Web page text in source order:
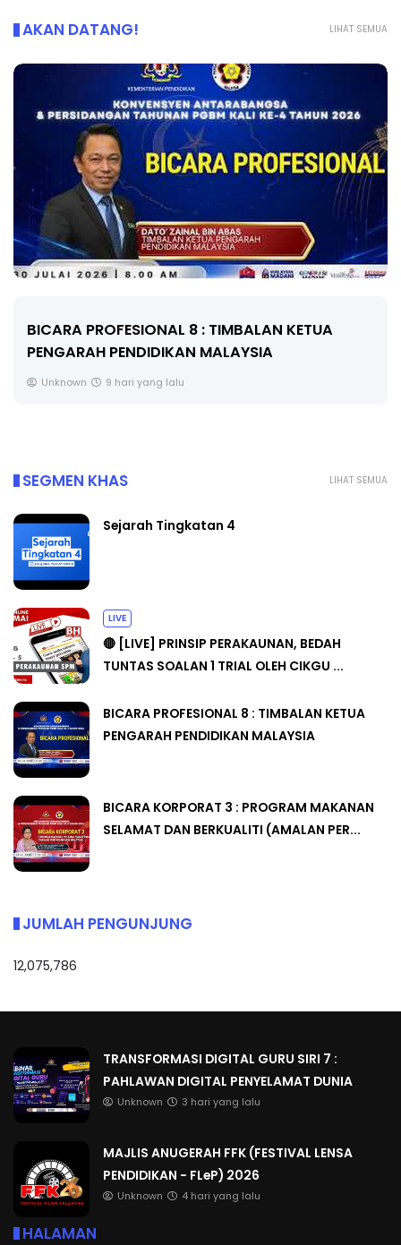
LIHAT SEMUA
AKAN DATANG!
BICARA PROFESIONAL 8 : TIMBALAN KETUA
PENGARAH PENDIDIKAN MALAYSIA
Unknown 9 hari yang lalu
LIHAT SEMUA
SEGMEN KHAS
Sejarah Tingkatan 4
LIVE
🔴 [LIVE] PRINSIP PERAKAUNAN, BEDAH
TUNTAS SOALAN 1 TRIAL OLEH CIKGU ...
BICARA PROFESIONAL 8 : TIMBALAN KETUA
PENGARAH PENDIDIKAN MALAYSIA
BICARA KORPORAT 3 : PROGRAM MAKANAN
SELAMAT DAN BERKUALITI (AMALAN PER...
JUMLAH PENGUNJUNG
12,075,786
TRANSFORMASI DIGITAL GURU SIRI 7 :
PAHLAWAN DIGITAL PENYELAMAT DUNIA
Unknown 3 hari yang lalu
MAJLIS ANUGERAH FFK (FESTIVAL LENSA
PENDIDIKAN - FLeP) 2026
Unknown 4 hari yang lalu
HALAMAN